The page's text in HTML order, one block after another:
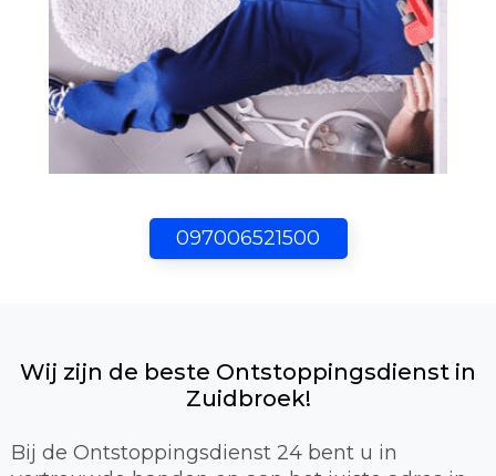
097006521500
Wij zijn de beste Ontstoppingsdienst in
Zuidbroek!
Bij de Ontstoppingsdienst 24 bent u in